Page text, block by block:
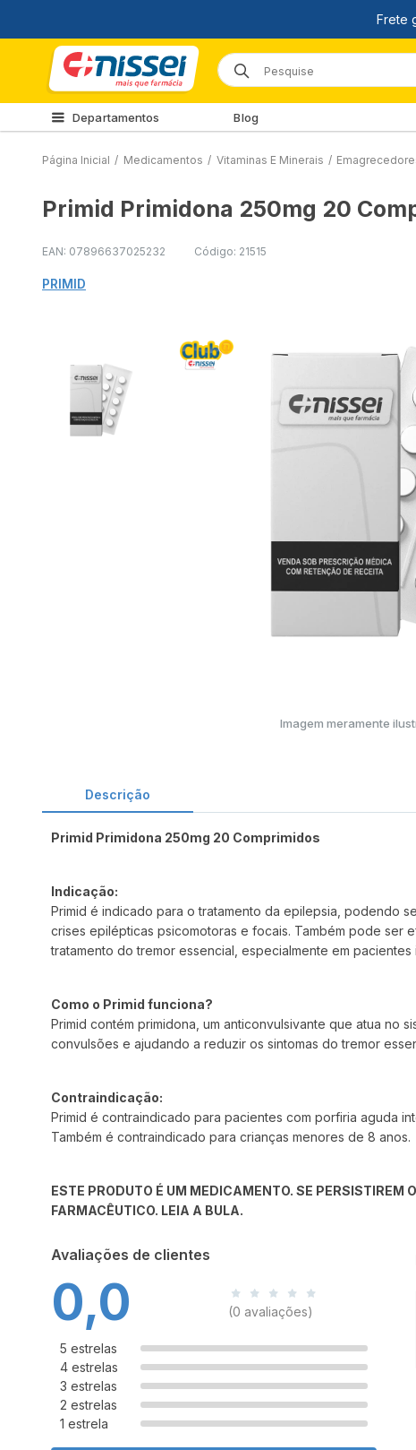
Departamentos Blog
Página Inicial / Medicamentos / Vitaminas E Minerais /
Primid Primidona 250mg 20
EAN: 07896637025232 Código: 21515
PRIMID
Imagem meramente
Descrição
Primid Primidona 250mg 20 Comprimidos
Indicação:
Primid é indicado para o tratamento da epilepsia, podendo
crises epilépticas psicomotoras e focais. Também pode ser
tratamento do tremor essencial, especialmente em pacientes
Como o Primid funciona?
Primid contém primidona, um anticonvulsivante que atua
convulsões e ajudando a reduzir os sintomas do tremor
Contraindicação:
Primid é contraindicado para pacientes com porfiria aguda
Também é contraindicado para crianças menores de 8 anos.
ESTE PRODUTO É UM MEDICAMENTO. SE PERSISTIREM
FARMACÊUTICO. LEIA A BULA.
Avaliações de clientes
0,0 (0 avaliações)
5 estrelas
4 estrelas
3 estrelas
2 estrelas
1 estrela